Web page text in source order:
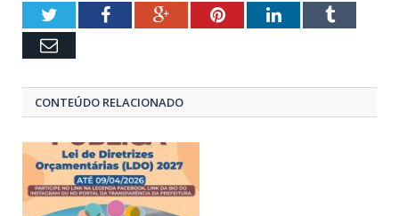
TwitterFacebookGoogle+PinterestLinkedInTumblr
Email
CONTEÚDO RELACIONADO